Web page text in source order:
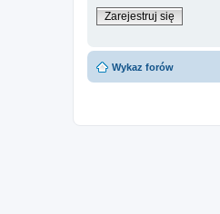
Zarejestruj się
Wykaz forów